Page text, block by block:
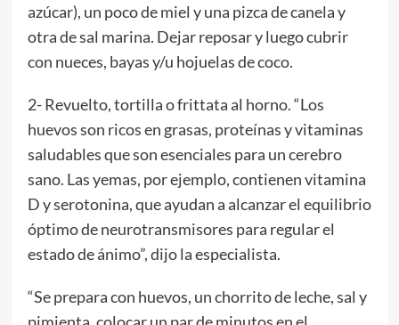
azúcar), un poco de miel y una pizca de canela y
otra de sal marina. Dejar reposar y luego cubrir
con nueces, bayas y/u hojuelas de coco.
2- Revuelto, tortilla o frittata al horno. “Los
huevos son ricos en grasas, proteínas y vitaminas
saludables que son esenciales para un cerebro
sano. Las yemas, por ejemplo, contienen vitamina
D y serotonina, que ayudan a alcanzar el equilibrio
óptimo de neurotransmisores para regular el
estado de ánimo”, dijo la especialista.
“Se prepara con huevos, un chorrito de leche, sal y
pimienta, colocar un par de minutos en el